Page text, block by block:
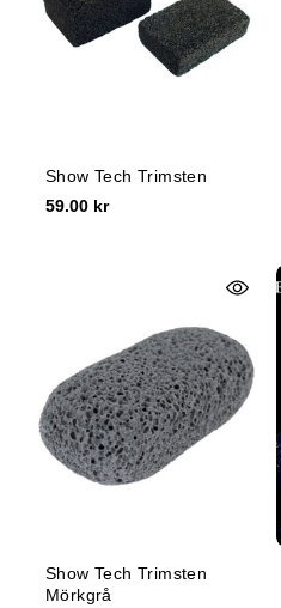
Show Tech Trimsten
59.00 kr
Show Tech Trimsten
Mörkgrå